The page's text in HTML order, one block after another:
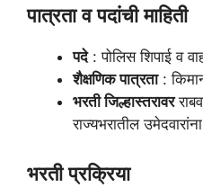
पात्रता व पदांची माहिती
पदे: पोलिस शिपाई व
शैक्षणिक पात्रता: किमान
भरती जिल्हास्तरावर
राज्यभरातील
भरती प्रक्रिया